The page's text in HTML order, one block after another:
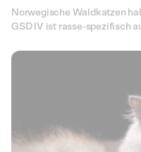
Norwegische Waldkatzen
GSD IV ist rasse-spezifisch